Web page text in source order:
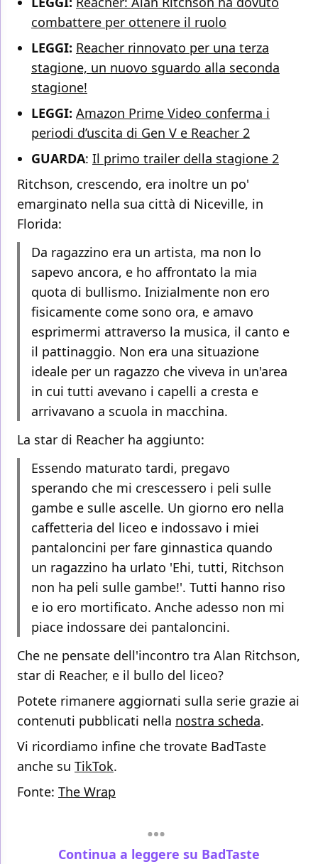
combattere per ottenere il ruolo
LEGGI: Reacher rinnovato per una terza
stagione, un nuovo sguardo alla seconda
stagione!
LEGGI: Amazon Prime Video conferma i
periodi d’uscita di Gen V e Reacher 2
GUARDA: Il primo trailer della stagione 2
Ritchson, crescendo, era inoltre un po'
emarginato nella sua città di Niceville, in
Florida:
Da ragazzino era un artista, ma non lo
sapevo ancora, e ho affrontato la mia
quota di bullismo. Inizialmente non ero
fisicamente come sono ora, e amavo
esprimermi attraverso la musica, il canto e
il pattinaggio. Non era una situazione
ideale per un ragazzo che viveva in un'area
in cui tutti avevano i capelli a cresta e
arrivavano a scuola in macchina.
La star di Reacher ha aggiunto:
Essendo maturato tardi, pregavo
sperando che mi crescessero i peli sulle
gambe e sulle ascelle. Un giorno ero nella
caffetteria del liceo e indossavo i miei
pantaloncini per fare ginnastica quando
un ragazzino ha urlato 'Ehi, tutti, Ritchson
non ha peli sulle gambe!'. Tutti hanno riso
e io ero mortificato. Anche adesso non mi
piace indossare dei pantaloncini.
Che ne pensate dell'incontro tra Alan Ritchson,
star di Reacher, e il bullo del liceo?
Potete rimanere aggiornati sulla serie grazie ai
contenuti pubblicati nella nostra scheda.
Vi ricordiamo infine che trovate BadTaste
anche su TikTok.
Fonte: The Wrap
Continua a leggere su BadTaste